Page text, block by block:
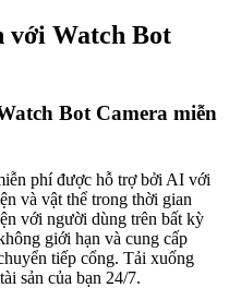
với Watch Bot
Bot Camera miễn
phí được hỗ trợ bởi AI với
và vật thể trong thời gian
với người dùng trên bất kỳ
giới hạn và cung cấp
tiếp cổng. Tải xuống
sản của bạn 24/7.